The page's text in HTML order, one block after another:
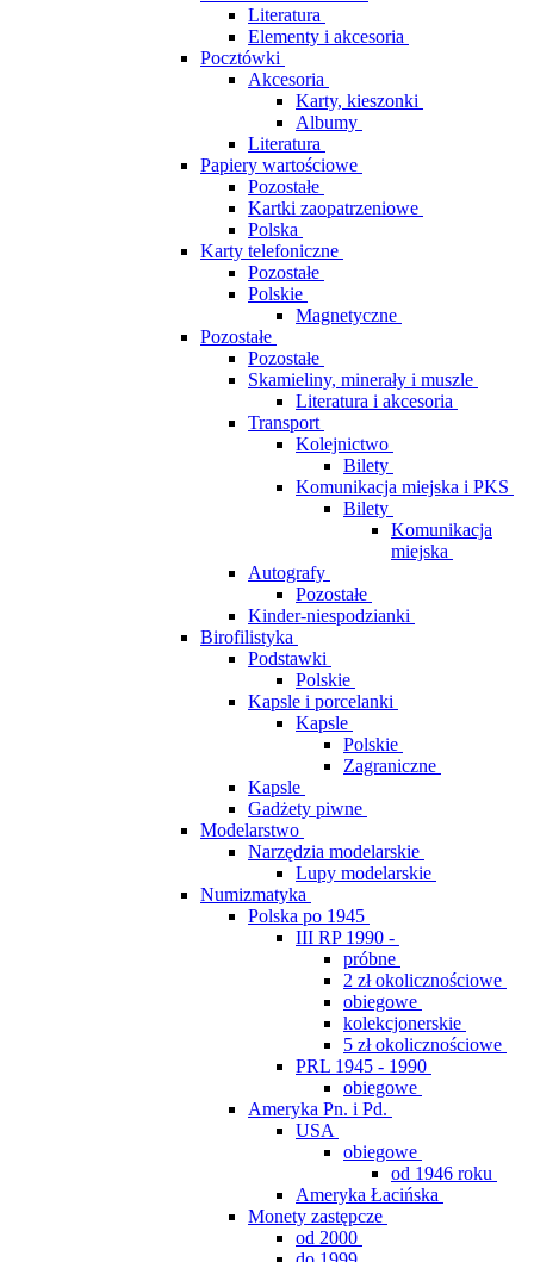
Literatura
Elementy i akcesoria
Pocztówki
Akcesoria
Karty, kieszonki
Albumy
Literatura
Papiery wartościowe
Pozostałe
Kartki zaopatrzeniowe
Polska
Karty telefoniczne
Pozostałe
Polskie
Magnetyczne
Pozostałe
Pozostałe
Skamieliny, minerały i muszle
Literatura i akcesoria
Transport
Kolejnictwo
Bilety
Komunikacja miejska i PKS
Bilety
Komunikacja
miejska
Autografy
Pozostałe
Kinder-niespodzianki
Birofilistyka
Podstawki
Polskie
Kapsle i porcelanki
Kapsle
Polskie
Zagraniczne
Kapsle
Gadżety piwne
Modelarstwo
Narzędzia modelarskie
Lupy modelarskie
Numizmatyka
Polska po 1945
III RP 1990 -
próbne
2 zł okolicznościowe
obiegowe
kolekcjonerskie
5 zł okolicznościowe
PRL 1945 - 1990
obiegowe
Ameryka Pn. i Pd.
USA
obiegowe
od 1946 roku
Ameryka Łacińska
Monety zastępcze
od 2000